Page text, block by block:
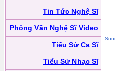
Tin Tức Nghệ Sĩ
Phỏng Vấn Nghệ Sĩ Video
Tiểu Sử Ca Sĩ
Tiểu Sử Nhạc Sĩ